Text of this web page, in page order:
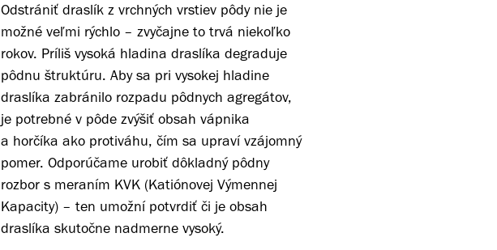
Odstrániť draslík z vrchných vrstiev pôdy nie je
možné veľmi rýchlo – zvyčajne to trvá niekoľko
rokov. Príliš vysoká hladina draslíka degraduje
pôdnu štruktúru. Aby sa pri vysokej hladine
draslíka zabránilo rozpadu pôdnych agregátov,
je potrebné v pôde zvýšiť obsah vápnika
a horčíka ako protiváhu, čím sa upraví vzájomný
pomer. Odporúčame urobiť dôkladný pôdny
rozbor s meraním KVK (Katiónovej Výmennej
Kapacity) – ten umožní potvrdiť či je obsah
draslíka skutočne nadmerne vysoký.